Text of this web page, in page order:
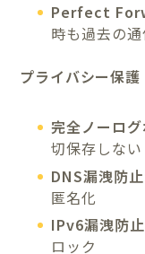
Perfect
時も過去の
プライバシー保護
完全ノーロ
切保存しない
DNS漏洩防止
匿名化
IPv6漏洩防止
ロック